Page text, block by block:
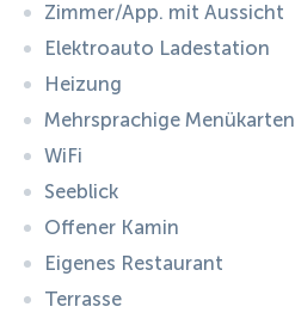
Zimmer/App. mit Aussicht
Elektroauto Ladestation
Heizung
Mehrsprachige Menükarten
WiFi
Seeblick
Offener Kamin
Eigenes Restaurant
Terrasse